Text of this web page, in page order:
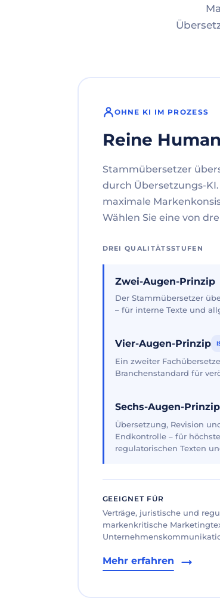
OHNE KI IM PROZESS
Reine
Stammübersetzer
durch Übersetzungs-
maximale
Wählen Sie eine von
DREI QUALITÄTSSTUFEN
Zwei-Augen-Prinzip
Der Stammübersetzer
– für interne Texte und
Vier-Augen-Prinzip
Ein zweiter
Branchenstandard für
Sechs-Augen-Prinzip
Übersetzung, Revision
Endkontrolle – für
regulatorischen Texten
GEEIGNET FÜR
Verträge, juristische und
markenkritische
Mehr erfahren